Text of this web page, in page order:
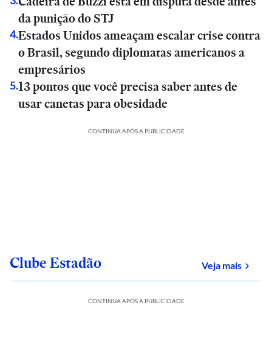
da punição do STJ
4.Estados Unidos ameaçam escalar crise contra
o Brasil, segundo diplomatas americanos a
empresários
5.13 pontos que você precisa saber antes de
usar canetas para obesidade
CONTINUA APÓS A PUBLICIDADE
Clube Estadão Veja maissobre
CONTINUA APÓS A PUBLICIDADE